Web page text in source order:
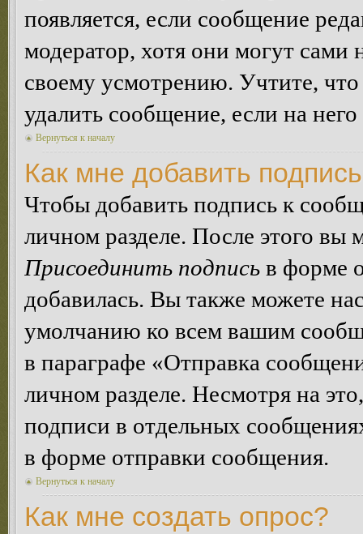
появляется, если сообщение
модератор, хотя они могут сами
своему усмотрению. Учтите,
удалить сообщение, если на
Вернуться к началу
Как мне добавить
Чтобы добавить подпись к
личном разделе. После этого
Присоединить подпись в форме
добавилась. Вы также можете
умолчанию ко всем вашим
в параграфе «Отправка
личном разделе. Несмотря на
подписи в отдельных
в форме отправки сообщения.
Вернуться к началу
Как мне создать опрос?